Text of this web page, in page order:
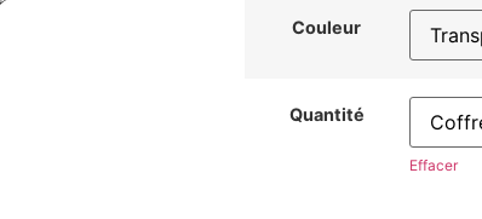
Couleur
Quantité
Effacer